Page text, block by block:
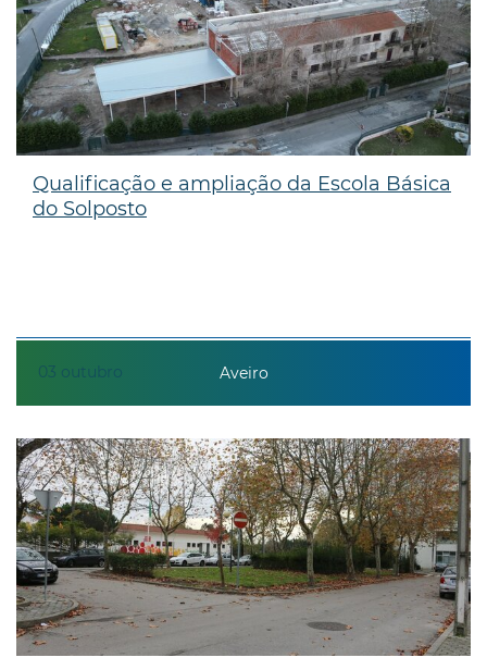
03 outubro
Qualificação e ampliação da Escola Básica
do Solposto
Aveiro